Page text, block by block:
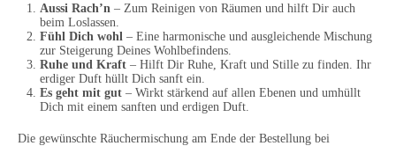
Aussi Rach’n – Zum Reinigen von Räumen und hilft Dir auch
beim Loslassen.
Fühl Dich wohl – Eine harmonische und ausgleichende Mischung
zur Steigerung Deines Wohlbefindens.
Ruhe und Kraft – Hilft Dir Ruhe, Kraft und Stille zu finden. Ihr
erdiger Duft hüllt Dich sanft ein.
Es geht mit gut – Wirkt stärkend auf allen Ebenen und umhüllt
Dich mit einem sanften und erdigen Duft.
Die gewünschte Räuchermischung am Ende der Bestellung bei